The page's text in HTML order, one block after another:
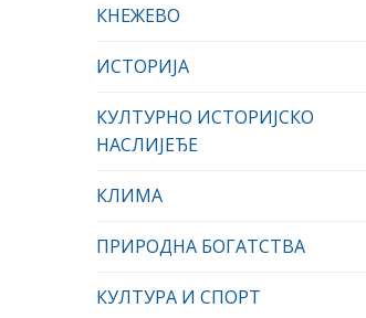
КНЕЖЕВО
ИСТОРИЈА
КУЛТУРНО ИСТОРИЈСКО
НАСЛИЈЕЂЕ
КЛИМА
ПРИРОДНА БОГАТСТВА
КУЛТУРА И СПОРТ